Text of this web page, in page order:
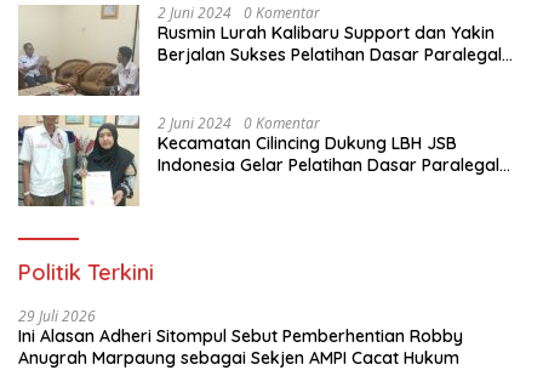
2 Juni 2024 0 Komentar
Rusmin Lurah Kalibaru Support dan Yakin
Berjalan Sukses Pelatihan Dasar Paralegal
2 Juni 2024 0 Komentar
Kecamatan Cilincing Dukung LBH JSB
Indonesia Gelar Pelatihan Dasar Paralegal
Politik Terkini
29 Juli 2026
Ini Alasan Adheri Sitompul Sebut Pemberhentian Robby
Anugrah Marpaung sebagai Sekjen AMPI Cacat Hukum